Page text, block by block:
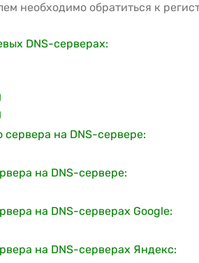
необходимо обратиться к
DNS-серверах:
сервера на DNS-сервере:
на DNS-сервере:
на DNS-серверах Google:
на DNS-серверах Яндекс: